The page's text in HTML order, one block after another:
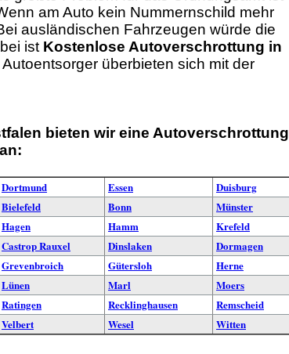
am Auto kein Nummernschild mehr
ausländischen Fahrzeugen würde die
ist Kostenlose Autoverschrottung in
überbieten sich mit der
bieten wir eine Autoverschrottung
an:
Dortmund Essen
Duisburg
Bielefeld Bonn
Münster
Hagen Hamm
Krefeld
Castrop Rauxel Dinslaken
Dormagen
Grevenbroich Gütersloh
Herne
Lünen Marl
Moers
Ratingen Recklinghausen
Remscheid
Velbert Wesel Witten